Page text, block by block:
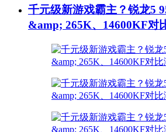
千元级新游戏霸主？锐龙5
&amp; 265K、14600KF对